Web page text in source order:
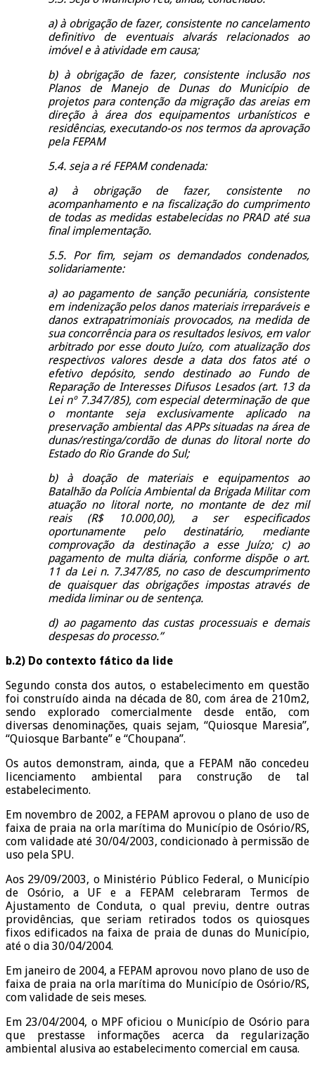
a) à obrigação de fazer, consistente no cancelamento
definitivo de eventuais alvarás relacionados ao
imóvel e à atividade em causa;
b) à obrigação de fazer, consistente inclusão nos
Planos de Manejo de Dunas do Município de
projetos para contenção da migração das areias em
direção à área dos equipamentos urbanísticos e
residências, executando-os nos termos da aprovação
pela FEPAM
5.4. seja a ré FEPAM condenada:
a) à obrigação de fazer, consistente no
acompanhamento e na fiscalização do cumprimento
de todas as medidas estabelecidas no PRAD até sua
final implementação.
5.5. Por fim, sejam os demandados condenados,
solidariamente:
a) ao pagamento de sanção pecuniária, consistente
em indenização pelos danos materiais irreparáveis e
danos extrapatrimoniais provocados, na medida de
sua concorrência para os resultados lesivos, em valor
arbitrado por esse douto Juízo, com atualização dos
respectivos valores desde a data dos fatos até o
efetivo depósito, sendo destinado ao Fundo de
Reparação de Interesses Difusos Lesados (art. 13 da
Lei nº 7.347/85), com especial determinação de que
o montante seja exclusivamente aplicado na
preservação ambiental das APPs situadas na área de
dunas/restinga/cordão de dunas do litoral norte do
Estado do Rio Grande do Sul;
b) à doação de materiais e equipamentos ao
Batalhão da Polícia Ambiental da Brigada Militar com
atuação no litoral norte, no montante de dez mil
reais (R$ 10.000,00), a ser especificados
oportunamente pelo destinatário, mediante
comprovação da destinação a esse Juízo; c) ao
pagamento de multa diária, conforme dispõe o art.
11 da Lei n. 7.347/85, no caso de descumprimento
de quaisquer das obrigações impostas através de
medida liminar ou de sentença.
d) ao pagamento das custas processuais e demais
despesas do processo.”
b.2) Do contexto fático da lide
Segundo consta dos autos, o estabelecimento em questão
foi construído ainda na década de 80, com área de 210m2,
sendo explorado comercialmente desde então, com
diversas denominações, quais sejam, “Quiosque Maresia”,
“Quiosque Barbante” e “Choupana”.
Os autos demonstram, ainda, que a FEPAM não concedeu
licenciamento ambiental para construção de tal
estabelecimento.
Em novembro de 2002, a FEPAM aprovou o plano de uso de
faixa de praia na orla marítima do Município de Osório/RS,
com validade até 30/04/2003, condicionado à permissão de
uso pela SPU.
Aos 29/09/2003, o Ministério Público Federal, o Município
de Osório, a UF e a FEPAM celebraram Termos de
Ajustamento de Conduta, o qual previu, dentre outras
providências, que seriam retirados todos os quiosques
fixos edificados na faixa de praia de dunas do Município,
até o dia 30/04/2004.
Em janeiro de 2004, a FEPAM aprovou novo plano de uso de
faixa de praia na orla marítima do Município de Osório/RS,
com validade de seis meses.
Em 23/04/2004, o MPF oficiou o Município de Osório para
que prestasse informações acerca da regularização
ambiental alusiva ao estabelecimento comercial em causa.